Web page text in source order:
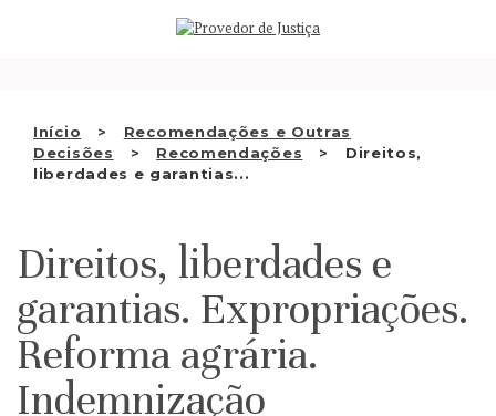
Início
Recomendações e Outras
Decisões
Recomendações
Direitos,
liberdades e garantias...
QUEM SOMOS
RECOMENDAÇÕES E OUTRAS
DECISÕES
APRESENTAR QUEIXA
PT
Direitos, liberdades e
garantias. Expropriações.
Reforma agrária.
Indemnização